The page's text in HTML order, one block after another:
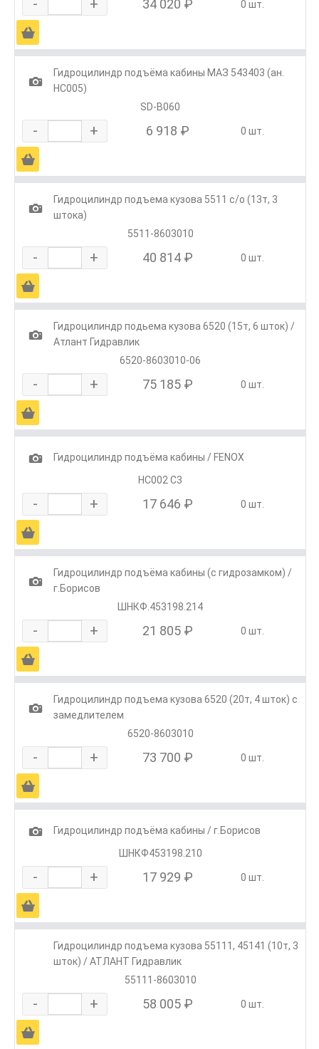
- + 34 020 ₽ 0 шт.
Ä
1
Гидроцилиндр подъёма кабины МАЗ 543403 (ан.
HC005)
SD-B060
- + 6 918 ₽ 0 шт.
Ä
1
Гидроцилиндр подъема кузова 5511 с/о (13т, 3
штока)
5511-8603010
- + 40 814 ₽ 0 шт.
Ä
1
Гидроцилиндр подьема кузова 6520 (15т, 6 шток) /
Атлант Гидравлик
6520-8603010-06
- + 75 185 ₽ 0 шт.
Ä
1
Гидроцилиндр подъёма кабины / FENOX
HC002 C3
- + 17 646 ₽ 0 шт.
Ä
1
Гидроцилиндр подъёма кабины (с гидрозамком) /
г.Борисов
ШНКФ.453198.214
- + 21 805 ₽ 0 шт.
Ä
1
Гидроцилиндр подъема кузова 6520 (20т, 4 шток) с
замедлителем
6520-8603010
- + 73 700 ₽ 0 шт.
Ä
1
Гидроцилиндр подъёма кабины / г.Борисов
ШНКФ453198.210
- + 17 929 ₽ 0 шт.
Ä
Гидроцилиндр подъема кузова 55111, 45141 (10т, 3
шток) / АТЛАНТ Гидравлик
55111-8603010
- + 58 005 ₽ 0 шт.
Ä